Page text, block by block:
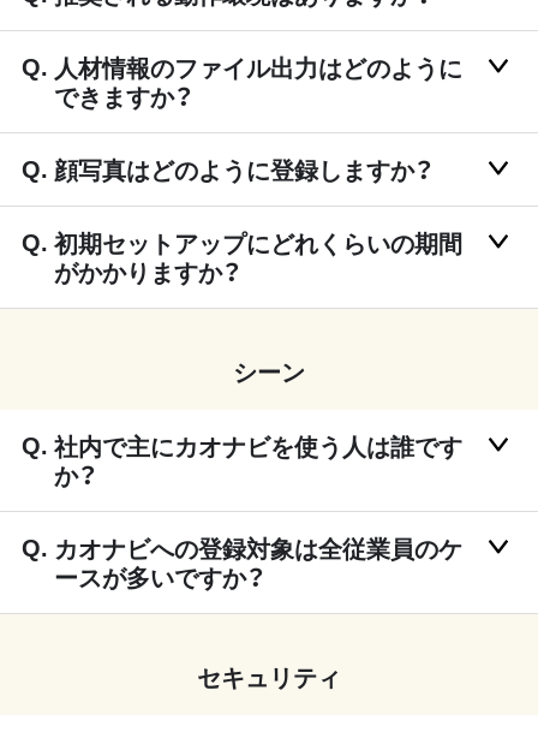
人材情報のファイル出力はどのように
できますか？
顔写真はどのように登録しますか？
初期セットアップにどれくらいの期間
がかかりますか？
シーン
社内で主にカオナビを使う人は誰です
か？
カオナビへの登録対象は全従業員のケ
ースが多いですか？
セキュリティ